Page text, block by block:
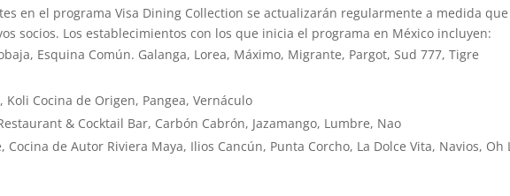
en el programa Visa Dining Collection se actualizarán regularmente a medida
socios. Los establecimientos con los que inicia el programa en México incluyen:
Esquina Común. Galanga, Lorea, Máximo, Migrante, Pargot, Sud 777, Tigre
Koli Cocina de Origen, Pangea, Vernáculo
& Cocktail Bar, Carbón Cabrón, Jazamango, Lumbre, Nao
Cocina de Autor Riviera Maya, Ilios Cancún, Punta Corcho, La Dolce Vita, Navios, Oh